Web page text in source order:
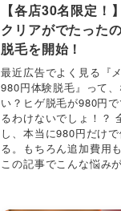
【各店30名限定！
クリアがでたった
脱毛を開始！
最近広告でよく見る『
980円体験脱毛』って
い？ヒゲ脱毛が980円
るわけないでしょ！？
し、本当に980円だけ
る。もちろん追加費用
この記事でこんな悩み